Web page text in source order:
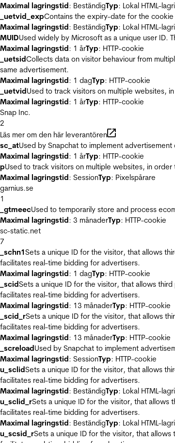
Maximal lagringstid: BeständigTyp: Lokal HTML-
_uetvid_expContains the expiry-date for the
Maximal lagringstid: BeständigTyp: Lokal HTML-
MUIDUsed widely by Microsoft as a unique user ID.
Maximal lagringstid: 1 årTyp: HTTP-cookie
_uetsidCollects data on visitor behaviour from
same advertisement.
Maximal lagringstid: 1 dagTyp: HTTP-cookie
_uetvidUsed to track visitors on multiple websites,
Maximal lagringstid: 1 årTyp: HTTP-cookie
Snap Inc.
2
Läs mer om den här leverantören
sc_atUsed by Snapchat to implement
Maximal lagringstid: 1 årTyp: HTTP-cookie
pUsed to track visitors on multiple websites, in
Maximal lagringstid: SessionTyp: Pixelspårare
garnius.se
1
_gtmeecUsed to temporarily store and process
Maximal lagringstid: 3 månaderTyp: HTTP-cookie
sc-static.net
7
_schn1Sets a unique ID for the visitor, that allows
facilitates real-time bidding for advertisers.
Maximal lagringstid: 1 dagTyp: HTTP-cookie
_scidSets a unique ID for the visitor, that allows
facilitates real-time bidding for advertisers.
Maximal lagringstid: 13 månaderTyp: HTTP-cookie
_scid_rSets a unique ID for the visitor, that allows
facilitates real-time bidding for advertisers.
Maximal lagringstid: 13 månaderTyp: HTTP-cookie
_screloadUsed by Snapchat to implement
Maximal lagringstid: SessionTyp: HTTP-cookie
u_sclidSets a unique ID for the visitor, that allows
facilitates real-time bidding for advertisers.
Maximal lagringstid: BeständigTyp: Lokal HTML-
u_sclid_rSets a unique ID for the visitor, that
facilitates real-time bidding for advertisers.
Maximal lagringstid: BeständigTyp: Lokal HTML-
u_scsid_rSets a unique ID for the visitor, that